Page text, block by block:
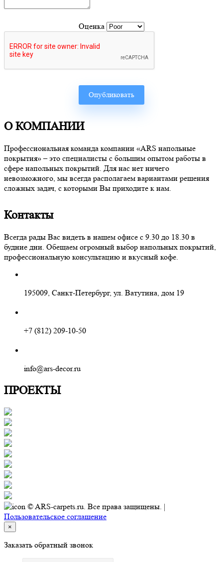
Оценка
О КОМПАНИИ
Профессиональная команда компании «ARS напольные
покрытия» – это специалисты с большим опытом работы в
сфере напольных покрытий. Для нас нет ничего
невозможного, мы всегда располагаем вариантами решения
сложных задач, с которыми Вы приходите к нам.
Контакты
Всегда рады Вас видеть в нашем офисе с 9.30 до 18.30 в
будние дни. Обещаем огромный выбор напольных покрытий,
профессиональную консультацию и вкусный кофе.
195009, Санкт-Петербург, ул. Ватутина, дом 19
+7 (812) 209-10-50
info@ars-decor.ru
ПРОЕКТЫ
© ARS-carpets.ru. Все права защищены. |
Пользовательское соглашение
×
Заказать обратный звонок